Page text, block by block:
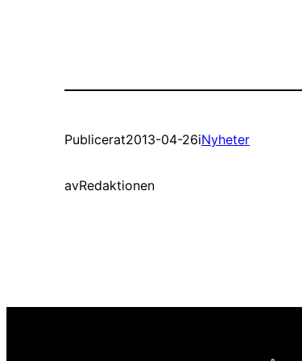
Publicerat2013-04-26iNyheter
avRedaktionen